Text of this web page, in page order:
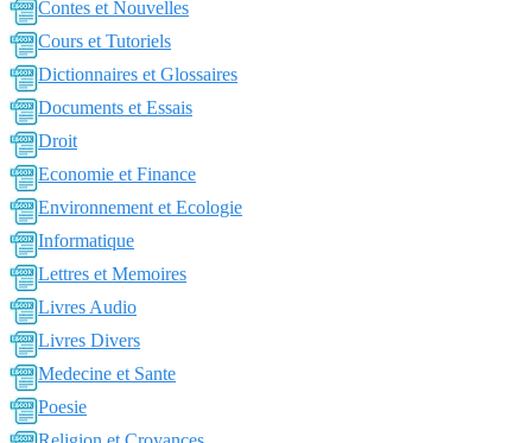
Contes et Nouvelles
Cours et Tutoriels
Dictionnaires et Glossaires
Documents et Essais
Droit
Economie et Finance
Environnement et Ecologie
Informatique
Lettres et Memoires
Livres Audio
Livres Divers
Medecine et Sante
Poesie